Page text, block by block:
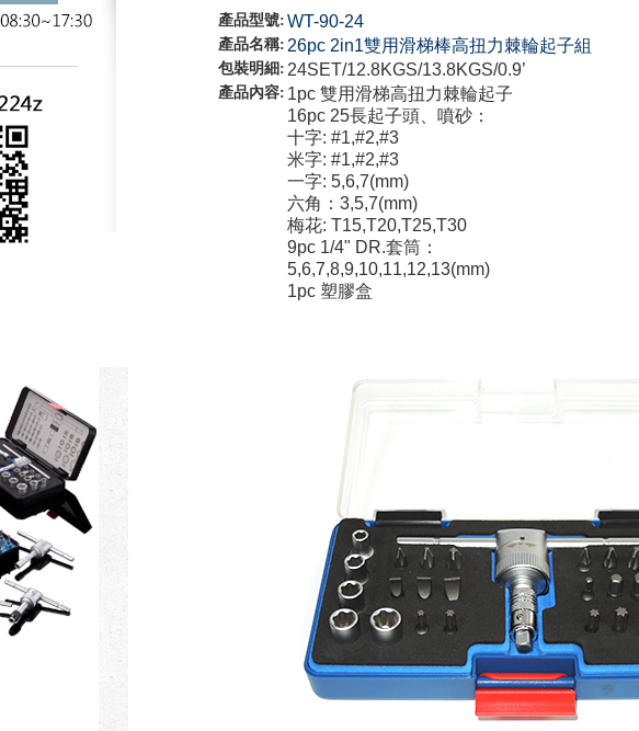
產品型號: WT-90-24
產品名稱: 26pc 2in1雙用滑梯棒高扭力棘輪起子組
包裝明細: 24SET/12.8KGS/13.8KGS/0.9’
產品內容: 1pc 雙用滑梯高扭力棘輪起子
16pc 25長起子頭、噴砂：
十字: #1,#2,#3
米字: #1,#2,#3
一字: 5,6,7(mm)
六角：3,5,7(mm)
梅花: T15,T20,T25,T30
9pc 1/4" DR.套筒：
5,6,7,8,9,10,11,12,13(mm)
1pc 塑膠盒